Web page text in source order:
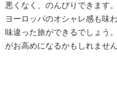
悪くなく、のんびりできます
ヨーロッパのオシャレ感も味
味違った旅ができるでしょう
がお高めになるかもしれません